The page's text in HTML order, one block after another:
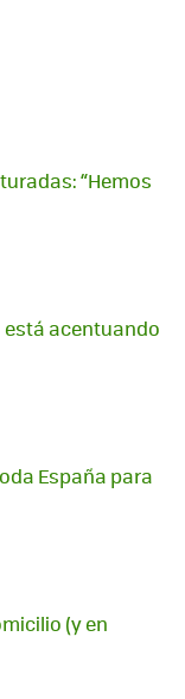
“Hemos
está acentuando
España para
(y en